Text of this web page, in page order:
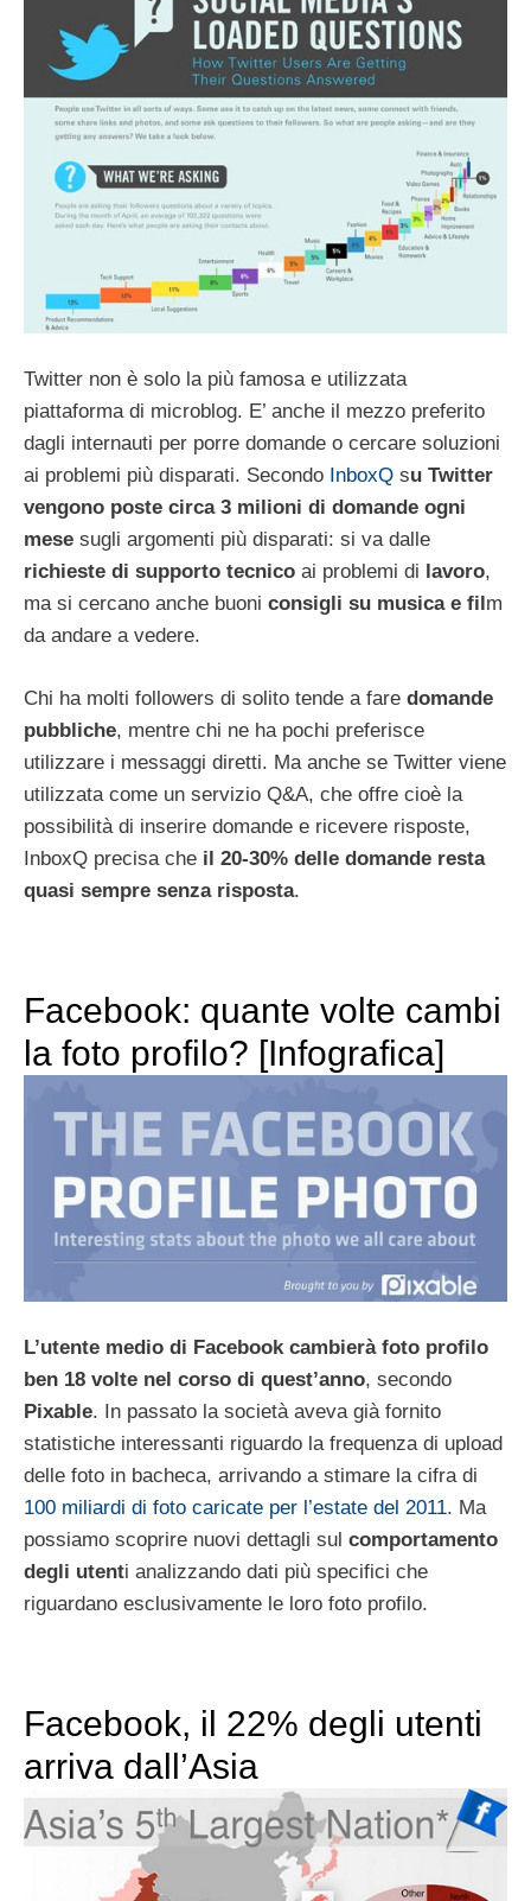
Twitter non è solo la più famosa e utilizzata
piattaforma di microblog. E’ anche il mezzo preferito
dagli internauti per porre domande o cercare soluzioni
ai problemi più disparati. Secondo InboxQ su Twitter
vengono poste circa 3 milioni di domande ogni
mese sugli argomenti più disparati: si va dalle
richieste di supporto tecnico ai problemi di lavoro,
ma si cercano anche buoni consigli su musica e fil m
da andare a vedere.
Chi ha molti followers di solito tende a fare domande
pubbliche, mentre chi ne ha pochi preferisce
utilizzare i messaggi diretti. Ma anche se Twitter viene
utilizzata come un servizio Q&A, che offre cioè la
possibilità di inserire domande e ricevere risposte,
InboxQ precisa che il 20-30% delle domande resta
quasi sempre senza risposta.
Facebook: quante volte cambi
la foto profilo? [Infografica]
L’utente medio di Facebook cambierà foto profilo
ben 18 volte nel corso di quest’anno, secondo
Pixable. In passato la società aveva già fornito
statistiche interessanti riguardo la frequenza di upload
delle foto in bacheca, arrivando a stimare la cifra di
100 miliardi di foto caricate per l’estate del 2011. Ma
possiamo scoprire nuovi dettagli sul comportamento
degli utenti analizzando dati più specifici che
riguardano esclusivamente le loro foto profilo.
Facebook, il 22% degli utenti
arriva dall’Asia